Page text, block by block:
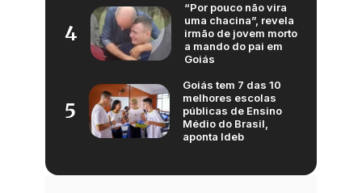
4
“Por pouco não vira
uma chacina”, revela
irmão de jovem morto
a mando do pai em
Goiás
5
Goiás tem 7 das 10
melhores escolas
públicas de Ensino
Médio do Brasil,
aponta Ideb